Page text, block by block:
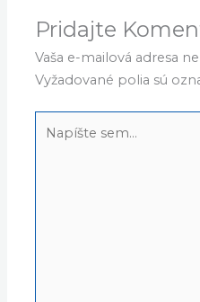
Pridajte
Vaša e-mailová adresa
Vyžadované polia sú
sem...